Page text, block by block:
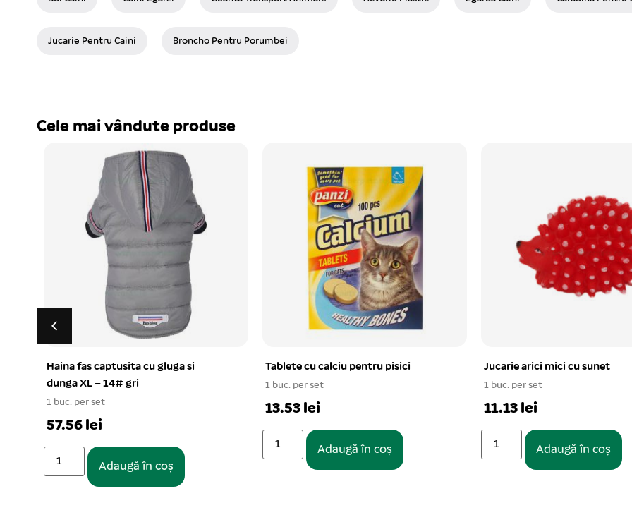
Jucarie Pentru Caini Broncho Pentru Porumbei
Cele mai vândute produse
Tablete cu calciu pentru pisici
1 buc. per set
13.53 lei
Adaugă în coș
Jucarie arici mici cu sunet
1 buc. per set
11.13 lei
Adaugă în coș
Lesa chinga simpla 1,5*120 cm
1 buc. per set
10.94 lei
Adaugă în coș